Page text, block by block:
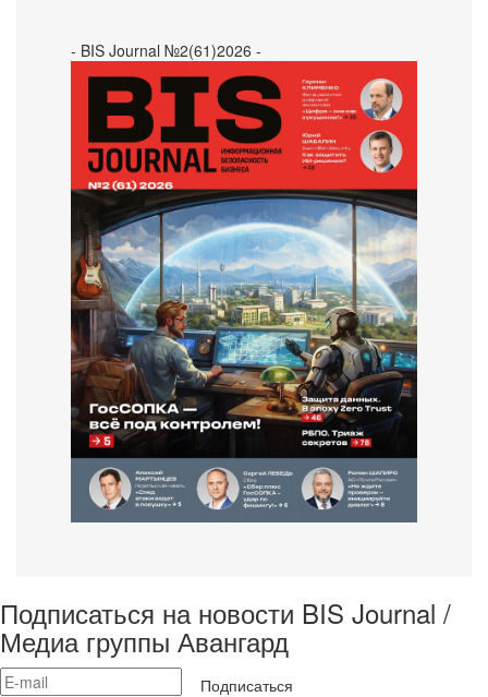
- BIS Journal №2(61)2026 -
Подписаться на новости BIS Journal /
Медиа группы Авангард
Подписаться